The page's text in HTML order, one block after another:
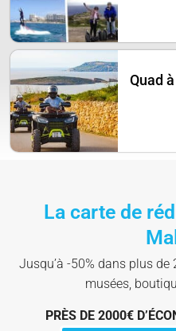
Quad
La carte de
Jusqu’à -50% dans plus
musées,
PRÈS DE 2000€